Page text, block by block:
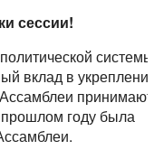
сессии!
системы
вклад в
принимают
году была